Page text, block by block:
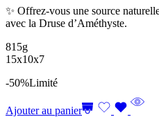
✨ Offrez-vous une source
avec la Druse d’Améthyste.
815g
15x10x7
-50%Limité
Ajouter au panier